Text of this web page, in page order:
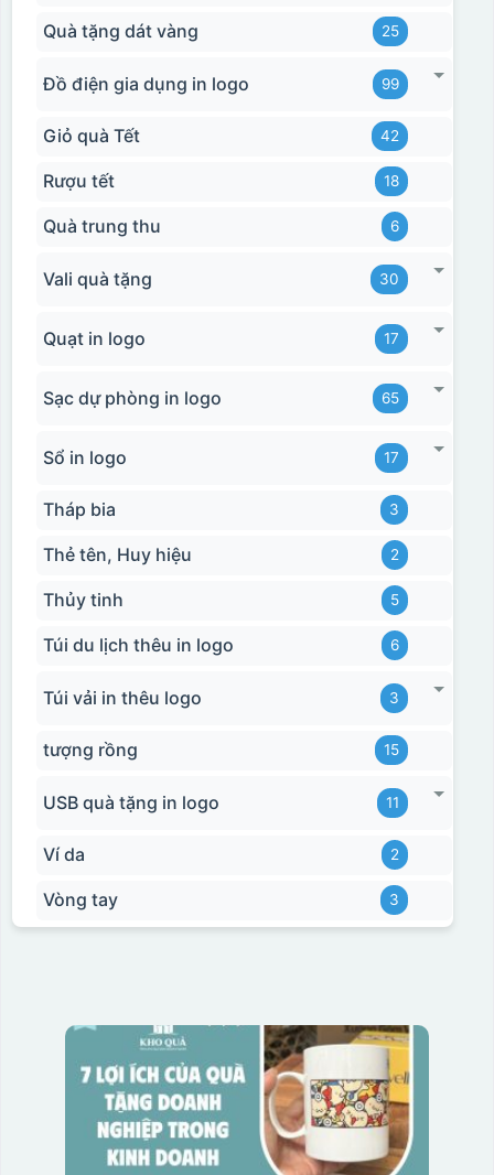
Hộp xi bình giữ nhiệt
Quà tặng dát vàng 25
Đồ điện gia dụng in logo 99
Giỏ quà Tết 42
Rượu tết 18
Quà trung thu 6
Vali quà tặng 30
Quạt in logo 17
Sạc dự phòng in logo 65
Sổ in logo 17
Tháp bia 3
Thẻ tên, Huy hiệu 2
Thủy tinh 5
Túi du lịch thêu in logo 6
Túi vải in thêu logo 3
tượng rồng 15
USB quà tặng in logo 11
Ví da 2
Vòng tay 3